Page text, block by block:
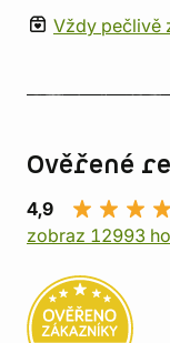
Vždy pečlivě
Ověřené
4,9
zobraz 12993